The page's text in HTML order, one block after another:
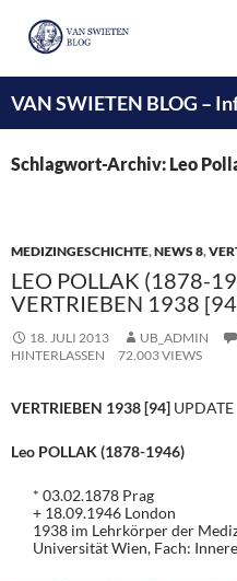
VAN SWIETEN BLOG –
INHALT
SPRINGEN
Schlagwort-Archiv: Leo
MEDIZINGESCHICHTE,NEWS 8,
LEO POLLAK (1878-
VERTRIEBEN 1938
18. JULI 2013 UB_ADMIN
HINTERLASSEN
72.003 VIEWS
VERTRIEBEN 1938 [94] UPDATE
Leo POLLAK (1878-1946)
* 03.02.1878 Prag
+ 18.09.1946 London
1938 im Lehrkörper der
Universität Wien, Fach: